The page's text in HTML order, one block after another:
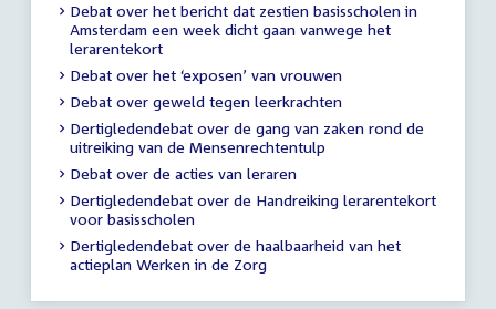
Debat over het bericht dat zestien basisscholen in
Amsterdam een week dicht gaan vanwege het
lerarentekort
Debat over het ‘exposen’ van vrouwen
Debat over geweld tegen leerkrachten
Dertigledendebat over de gang van zaken rond de
uitreiking van de Mensenrechtentulp
Debat over de acties van leraren
Dertigledendebat over de Handreiking lerarentekort
voor basisscholen
Dertigledendebat over de haalbaarheid van het
actieplan Werken in de Zorg